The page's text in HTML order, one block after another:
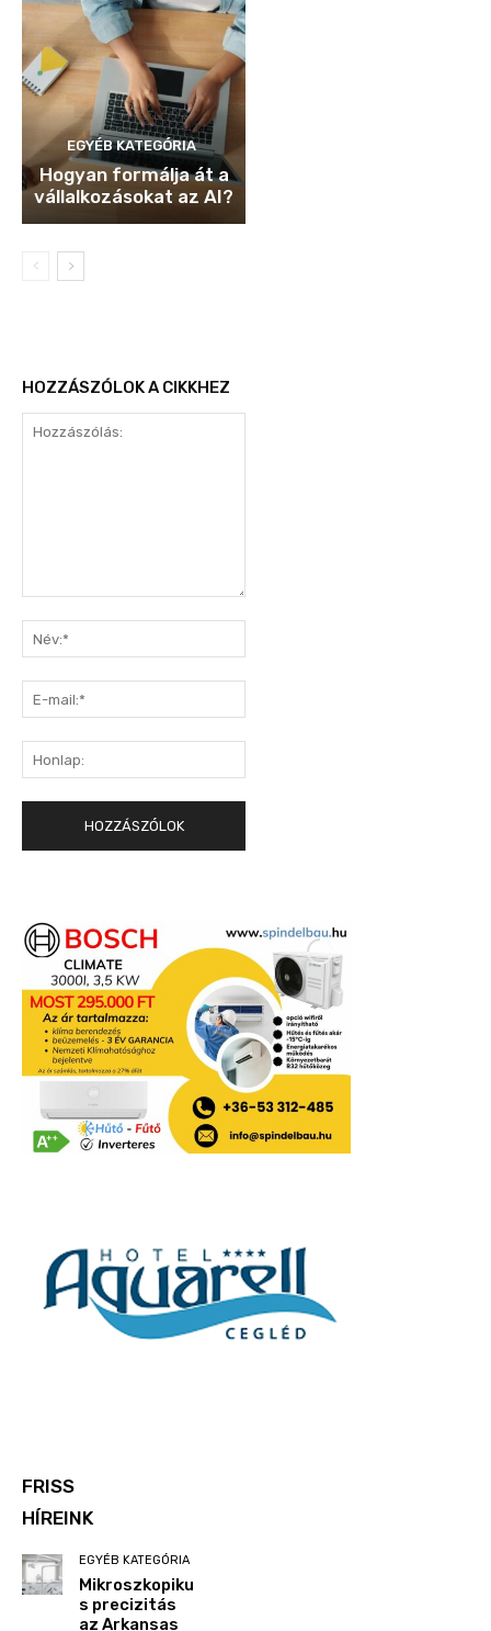
EGYÉB KATEGÓRIA
Hogyan formálja át a
vállalkozásokat az AI?
HOZZÁSZÓLOK A CIKKHEZ
mail:*
FRISS
HÍREINK
EGYÉB KATEGÓRIA
Mikroszkopiku
s precizitás
az Arkansas